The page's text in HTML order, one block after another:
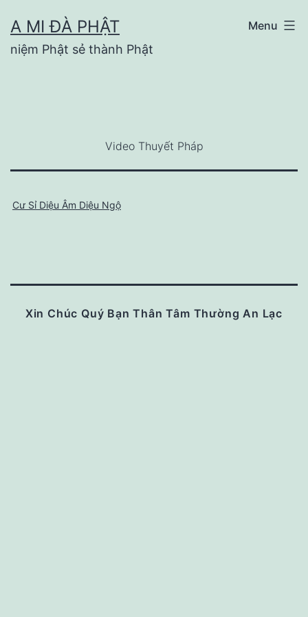
to
content
A MI ĐÀ PHẬT
niệm Phật sẻ thành Phật
Menu
Video Thuyết Pháp
Cư Sỉ Diệu Âm Diệu Ngộ
Xin Chúc Quý Bạn Thân Tâm Thường An Lạc